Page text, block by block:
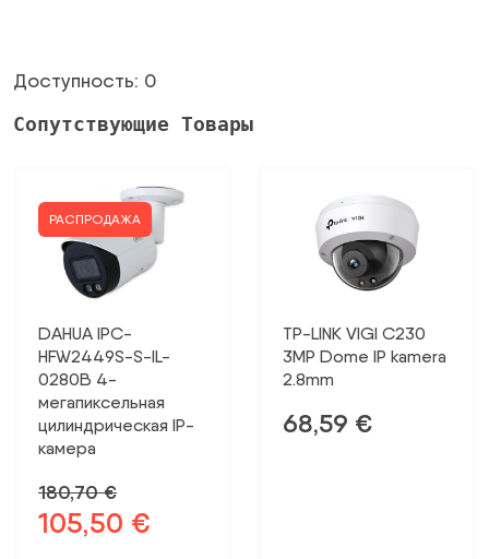
была:
1943,57 €.
Доступность: 0
Сопутствующие Товары
РАСПРОДАЖА
DAHUA IPC-
HFW2449S-S-IL-
0280B 4-
мегапиксельная
цилиндрическая IP-
камера
180,70€
Первоначальная
105,50 €
TP-LINK VIGI C230
3MP Dome IP kamera
2.8mm
68,59 €